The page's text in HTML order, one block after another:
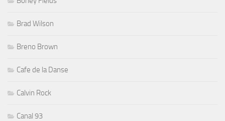
Brad Wilson
Breno Brown
Cafe de la Danse
Calvin Rock
Canal 93